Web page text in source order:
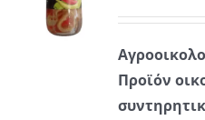
Προϊόν